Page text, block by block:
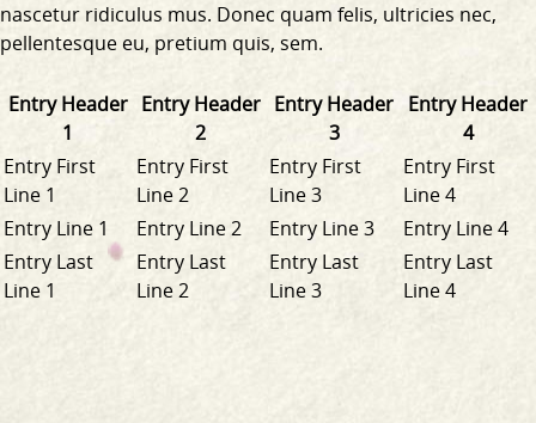
nascetur ridiculus mus. Donec quam felis, ultricies nec,
pellentesque eu, pretium quis, sem.
Entry Header
1
Entry Header
2
Entry Header
3
Entry Header
4
Entry First
Line 1
Entry First
Line 2
Entry First
Line 3
Entry First
Line 4
Entry Line 1
Entry Line 2 Entry Line 3
Entry Line 4
Entry Last
Line 1
Entry Last
Line 2
Entry Last
Line 3
Entry Last
Line 4